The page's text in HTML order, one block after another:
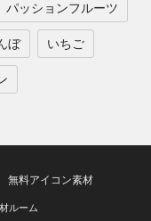
パッションフルーツ
ぼ いちご
無料アイコン素材
ルーム